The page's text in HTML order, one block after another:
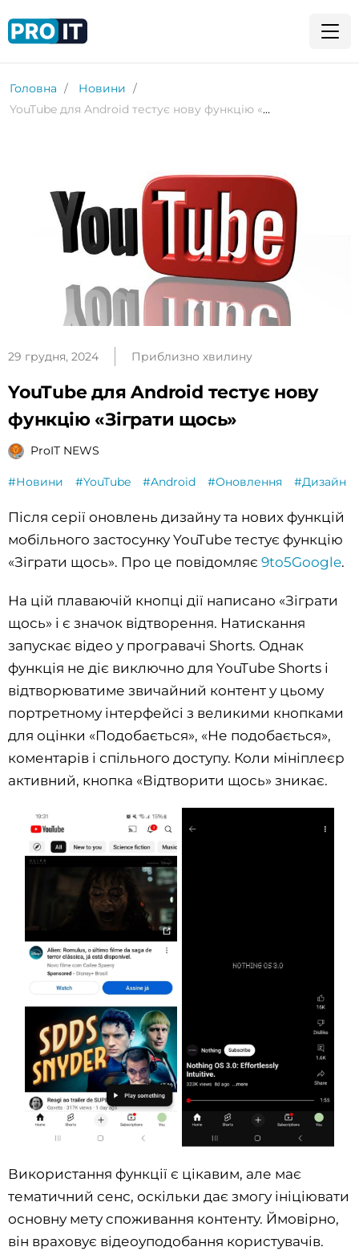
Головна
Новини
YouTube для Android тестує нову функцію «Зіграти щось»
29 грудня, 2024 Приблизно хвилину
YouTube для Android тестує нову
функцію «Зіграти щось»
ProIT NEWS
#Новини #YouTube #Android #Оновлення #Дизайн
Після серії оновлень дизайну та нових функцій
мобільного застосунку YouTube тестує функцію
«Зіграти щось». Про це повідомляє 9to5Google.
На цій плаваючій кнопці дії написано «Зіграти
щось» і є значок відтворення. Натискання
запускає відео у програвачі Shorts. Однак
функція не діє виключно для YouTube Shorts і
відтворюватиме звичайний контент у цьому
портретному інтерфейсі з великими кнопками
для оцінки «Подобається», «Не подобається»,
коментарів і спільного доступу. Коли мініплеєр
активний, кнопка «Відтворити щось» зникає.
Використання функції є цікавим, але має
тематичний сенс, оскільки дає змогу ініціювати
основну мету споживання контенту. Ймовірно,
він враховує відеоуподобання користувачів.